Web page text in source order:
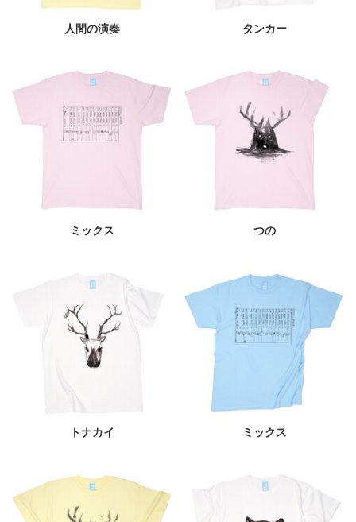
人間の演奏 タンカー
ミックス つの
トナカイ ミックス